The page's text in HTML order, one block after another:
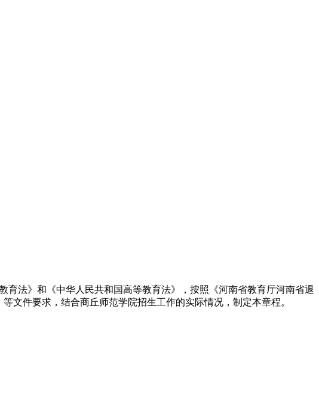
法》和《中华人民共和国高等教育法》，按照《河南省教育厅河南省退
文件要求，结合商丘师范学院招生工作的实际情况，制定本章程。